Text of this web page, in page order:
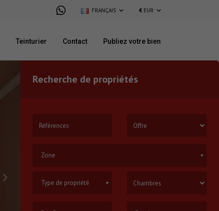
FRANÇAIS € EUR
Teinturier Contact Publiez votre bien
Recherche de propriétés
Zone ▼
Type de propriété ▼